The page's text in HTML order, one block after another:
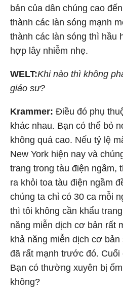
bản của dân chúng cao
thành các làn sóng mạnh
thành các làn sóng thì hầu
hợp lây nhiễm nhẹ.
WELT:Khi nào thì không
giáo sư?
Krammer: Điều đó phụ
khác nhau. Bạn có thể bỏ
không quá cao. Nếu tỷ lệ
New York hiện nay và
trang trong tàu điện ngầm,
ra khỏi toa tàu điện ngầm
chúng ta chỉ có 30 ca mỗi
thì tôi không cần khẩu
năng miễn dịch cơ bản rất
khả năng miễn dịch cơ
đã rất mạnh trước đó. Cuối
Bạn có thường xuyên bị
không?